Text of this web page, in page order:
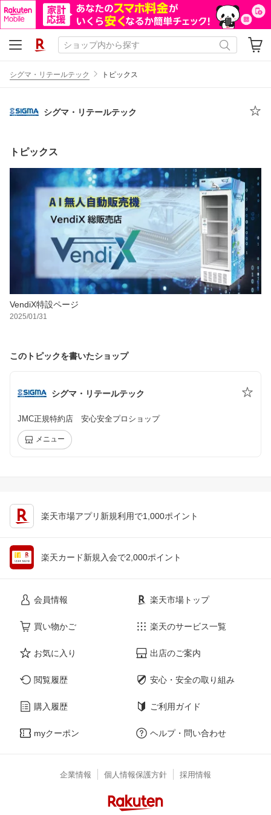
シグマ・リテールテック トピックス
シグマ・リテールテック
トピックス
VendiX特設ページ
2025/01/31
このトピックを書いたショップ
シグマ・リテールテック
JMC正規特約店 安心安全プロショップ
メニュー
楽天市場アプリ新規利用で1,000ポイント
楽天カード新規入会で2,000ポイント
会員情報
買い物かご
お気に入り
閲覧履歴
購入履歴
myクーポン
楽天市場トップ
楽天のサービス一覧
出店のご案内
安心・安全の取り組み
ご利用ガイド
ヘルプ・問い合わせ
企業情報 個人情報保護方針 採用情報